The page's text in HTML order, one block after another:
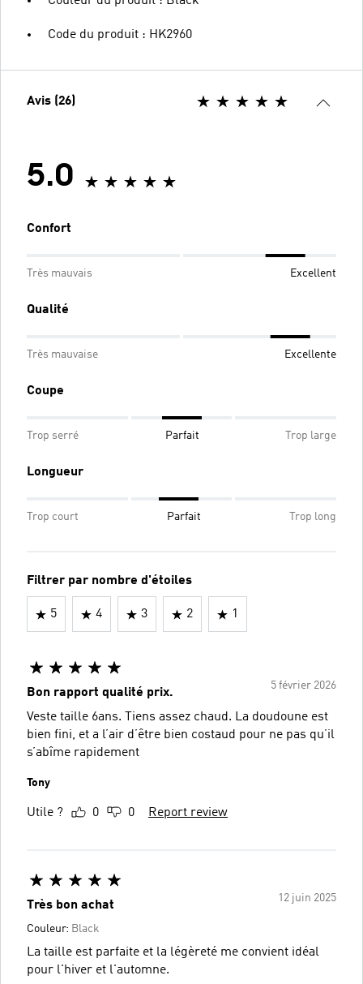
Code du produit : HK2960
Avis (26)
5.0
Confort
Très mauvais Excellent
Qualité
Très mauvaise Excellente
Coupe
Trop serré Parfait Trop large
Longueur
Trop court Parfait Trop long
Filtrer par nombre d'étoiles
5 4 3 2 1
5 février 2026
Bon rapport qualité prix.
Veste taille 6ans. Tiens assez chaud. La doudoune est
bien fini, et a l’air d’être bien costaud pour ne pas qu’il
s’abîme rapidement
Tony
Utile ? 0 0 Report review
12 juin 2025
Très bon achat
Couleur: Black
La taille est parfaite et la légèreté me convient idéal
pour l'hiver et l'automne.